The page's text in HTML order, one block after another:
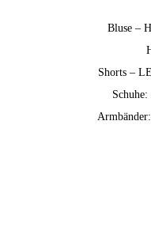
Bluse –
Shorts –
Schuhe: